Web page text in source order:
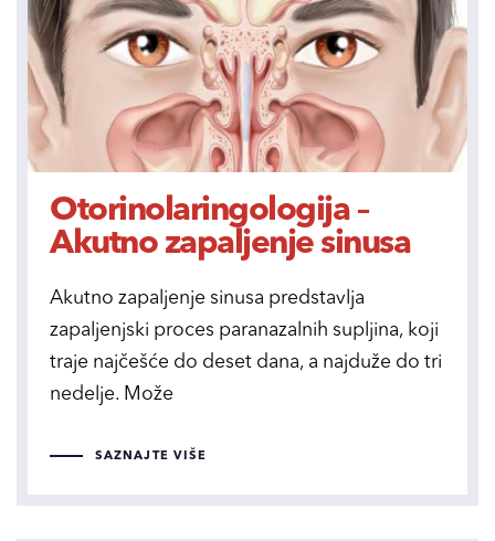
Otorinolaringologija –
Akutno zapaljenje sinusa
Akutno zapaljenje sinusa predstavlja
zapaljenjski proces paranazalnih supljina, koji
traje najčešće do deset dana, a najduže do tri
nedelje. Može
SAZNAJTE VIŠE